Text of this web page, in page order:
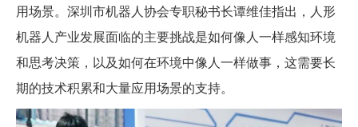
用场景。深圳市机器人协会专职秘书长谭维佳指出，人形
机器人产业发展面临的主要挑战是如何像人一样感知环境
和思考决策，以及如何在环境中像人一样做事，这需要长
期的技术积累和大量应用场景的支持。